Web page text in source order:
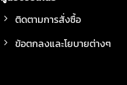
ติดตามการสั่งซื้อ
ข้อตกลงและโยบายต่างๆ